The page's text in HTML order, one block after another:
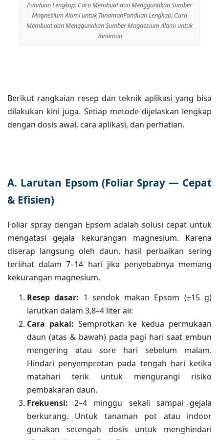
Panduan Lengkap: Cara Membuat dan Menggunakan Sumber
Magnesium Alami untuk TanamanPanduan Lengkap: Cara
Membuat dan Menggunakan Sumber Magnesium Alami untuk
Tanaman
Berikut rangkaian resep dan teknik aplikasi yang bisa
dilakukan kini juga. Setiap metode dijelaskan lengkap
dengan dosis awal, cara aplikasi, dan perhatian.
A. Larutan Epsom (Foliar Spray — Cepat
& Efisien)
Foliar spray dengan Epsom adalah solusi cepat untuk
mengatasi gejala kekurangan magnesium. Karena
diserap langsung oleh daun, hasil perbaikan sering
terlihat dalam 7–14 hari jika penyebabnya memang
kekurangan magnesium.
Resep dasar: 1 sendok makan Epsom (±15 g)
larutkan dalam 3,8–4 liter air.
Cara pakai: Semprotkan ke kedua permukaan
daun (atas & bawah) pada pagi hari saat embun
mengering atau sore hari sebelum malam.
Hindari penyemprotan pada tengah hari ketika
matahari terik untuk mengurangi risiko
pembakaran daun.
Frekuensi: 2–4 minggu sekali sampai gejala
berkurang. Untuk tanaman pot atau indoor
gunakan setengah dosis untuk menghindari